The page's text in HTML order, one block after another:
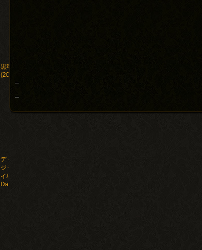
黒牢城
(2026)
ディスクロー
ジャー・デ
イ/Disclosure
Day(2026)
–
–